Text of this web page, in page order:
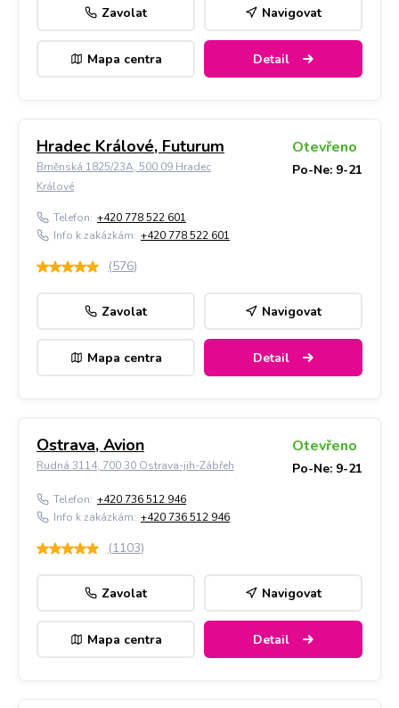
Zavolat Navigovat
Mapa centra Detail
Hradec Králové, Futurum
Brněnská 1825/23A, 500 09 Hradec
Králové
Otevřeno
Po-Ne: 9-21
Telefon: +420 778 522 601
Info k zakázkám: +420 778 522 601
(576)
Zavolat Navigovat
Mapa centra Detail
Ostrava, Avion
Rudná 3114, 700 30 Ostrava-jih-Zábřeh
Otevřeno
Po-Ne: 9-21
Telefon: +420 736 512 946
Info k zakázkám: +420 736 512 946
(1103)
Zavolat Navigovat
Mapa centra Detail